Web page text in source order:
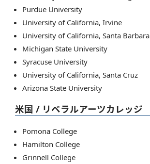
Purdue University
University of California, Irvine
University of California, Santa Barbara
Michigan State University
Syracuse University
University of California, Santa Cruz
Arizona State University
米国 / リベラルアーツカレッジ
Pomona College
Hamilton College
Grinnell College